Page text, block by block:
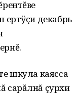
ертÿçи декабрь
шкула каясса
сарăлнă çурхи